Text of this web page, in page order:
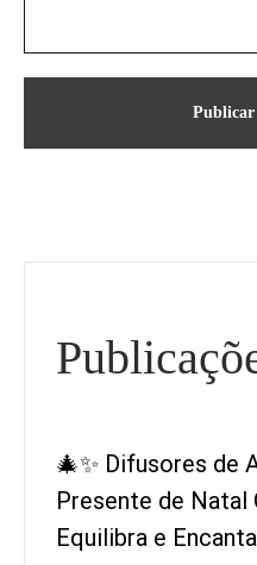
🎄✨ Difusores de
Presente de Natal
Equilibra e Encanta